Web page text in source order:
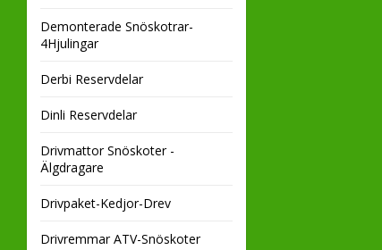
Demonterade Snöskotrar-
4Hjulingar
Derbi Reservdelar
Dinli Reservdelar
Drivmattor Snöskoter -
Älgdragare
Drivpaket-Kedjor-Drev
Drivremmar ATV-Snöskoter